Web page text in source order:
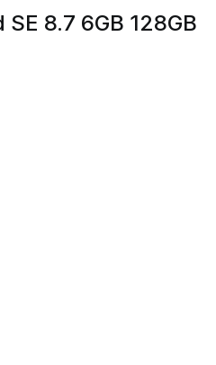
SE 8.7 6GB 128GB